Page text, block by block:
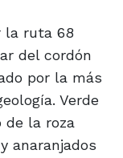
la ruta 68
del cordón
por la más
Verde
de la roza
anaranjados